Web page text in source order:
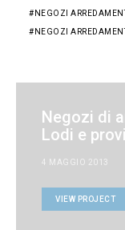
NEGOZI
NEGOZI
Negozi di
Lodi e
4 MAGGIO 2013
VIEW PROJECT